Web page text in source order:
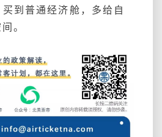
到普通经济舱，多给自
。